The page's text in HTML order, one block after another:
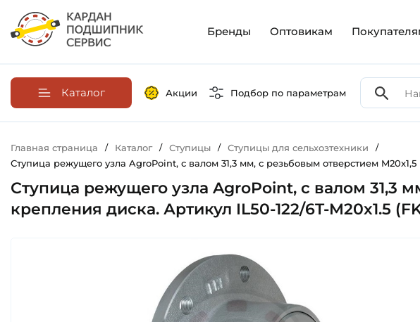
Бренды Оптовикам
Каталог Акции Подбор по параметрам
Главная страница / Каталог / Ступицы / Ступицы для сельхозтехники /
Ступица режущего узла AgroPoint, с валом 31,3 мм, с резьбовым отверстием
Ступица режущего узла AgroPoint, с валом 31,3
крепления диска. Артикул IL50-122/6T-M20x1.5